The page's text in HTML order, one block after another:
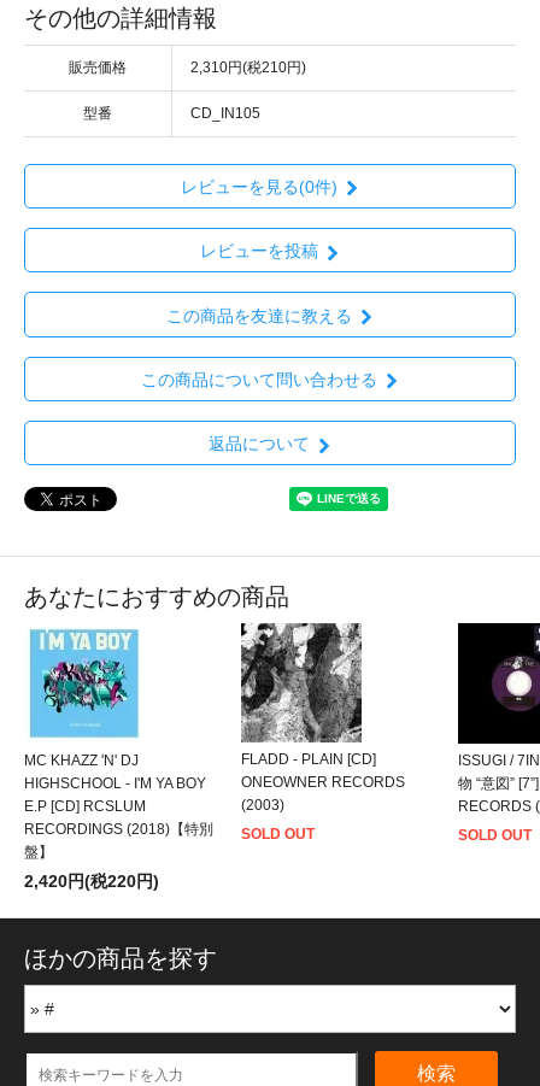
その他の詳細情報
販売価格 2,310円(税210円)
型番 CD_IN105
レビューを見る(0件)
レビューを投稿
この商品を友達に教える
この商品について問い合わせる
返品について
あなたにおすすめの商品
MC KHAZZ 'N' DJ
HIGHSCHOOL - I'M YA BOY
E.P [CD] RCSLUM
RECORDINGS (2018)【特別
盤】
2,420円(税220円)
FLADD - PLAIN [CD]
ONEOWNER RECORDS
(2003)
SOLD OUT
ISSUGI /
物 “意図”
RECORDS
SOLD OUT
ほかの商品を探す
検索